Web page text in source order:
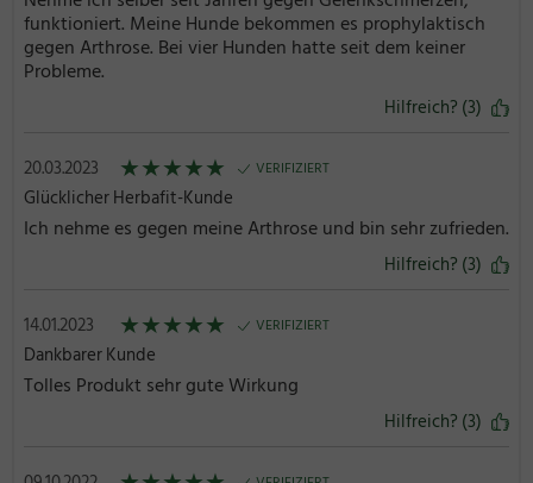
funktioniert. Meine Hunde bekommen es prophylaktisch
gegen Arthrose. Bei vier Hunden hatte seit dem keiner
Probleme.
Hilfreich? (3)
20.03.2023 ★★★★★ VERIFIZIERT
Glücklicher Herbafit-Kunde
Ich nehme es gegen meine Arthrose und bin sehr zufrieden.
Hilfreich? (3)
14.01.2023 ★★★★★ VERIFIZIERT
Dankbarer Kunde
Tolles Produkt sehr gute Wirkung
Hilfreich? (3)